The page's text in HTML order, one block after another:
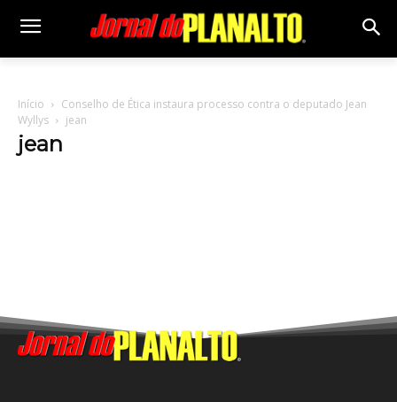
Início
Conselho de Ética instaura processo contra o deputado Jean
Wyllys
jean
jean